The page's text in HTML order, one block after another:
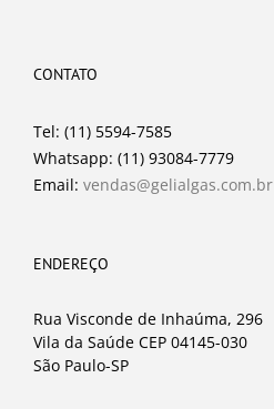
CONTATO
Tel: (11) 5594-7585
Whatsapp: (11) 93084-7779
Email: vendas@gelialgas.com.br
ENDEREÇO
Rua Visconde de Inhaúma, 296
Vila da Saúde CEP 04145-030
São Paulo-SP